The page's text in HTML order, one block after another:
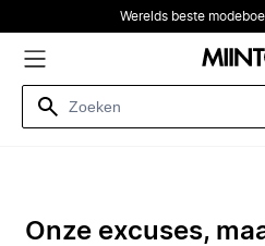
Werelds beste
Onze excuses,